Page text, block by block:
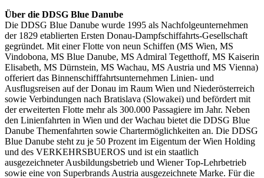
Über die DDSG Blue Danube
Die DDSG Blue Danube wurde 1995 als Nachfolgeunternehmen
der 1829 etablierten Ersten Donau-Dampfschiffahrts-Gesellschaft
gegründet. Mit einer Flotte von neun Schiffen (MS Wien, MS
Vindobona, MS Blue Danube, MS Admiral Tegetthoff, MS Kaiserin
Elisabeth, MS Dürnstein, MS Wachau, MS Austria und MS Vienna)
offeriert das Binnenschifffahrtsunternehmen Linien- und
Ausflugsreisen auf der Donau im Raum Wien und Niederösterreich
sowie Verbindungen nach Bratislava (Slowakei) und befördert mit
der erweiterten Flotte mehr als 300.000 Passagiere im Jahr. Neben
den Linienfahrten in Wien und der Wachau bietet die DDSG Blue
Danube Themenfahrten sowie Chartermöglichkeiten an. Die DDSG
Blue Danube steht zu je 50 Prozent im Eigentum der Wien Holding
und des VERKEHRSBUEROS und ist ein staatlich
ausgezeichneter Ausbildungsbetrieb und Wiener Top-Lehrbetrieb
sowie eine von Superbrands Austria ausgezeichnete Marke. Für die